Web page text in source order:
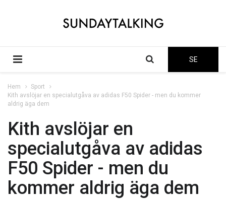
SE
Hem
Sport
Kith avslöjar en specialutgåva av adidas F50 Spider - men du kommer
aldrig äga dem
Kith avslöjar en
specialutgåva av adidas
F50 Spider - men du
kommer aldrig äga dem